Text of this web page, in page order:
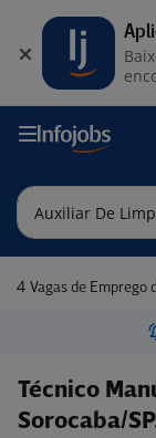
4 Vagas de Emprego de
Técnico
Sorocaba/